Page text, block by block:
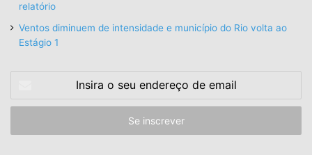
relatório
Ventos diminuem de intensidade e município do Rio volta ao
Estágio 1
seu
de